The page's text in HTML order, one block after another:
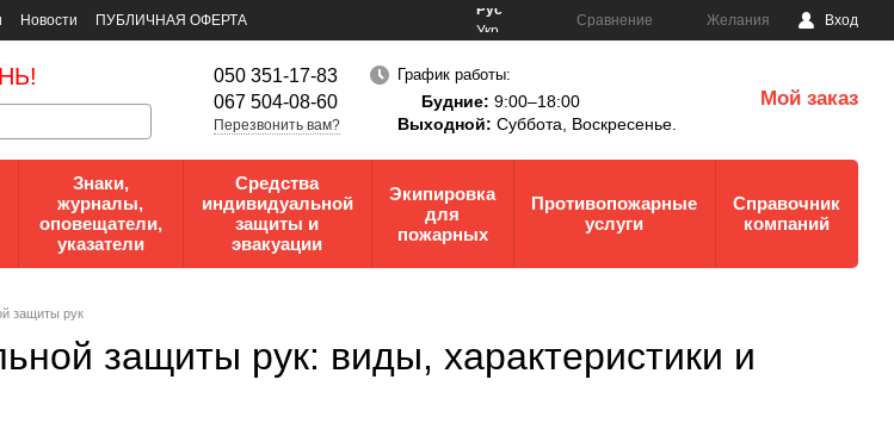
Новости
ПУБЛИЧНАЯ ОФЕРТА
Рус
Укр
Сравнение Желания Вход
050 351-17-83
067 504-08-60
Перезвонить вам?
График работы:
Будние: 9:00–18:00
Выходной: Суббота, Воскресенье.
Мой заказ
Знаки,
журналы,
оповещатели,
указатели
Средства
индивидуальной
защиты и
эвакуации
Экипировка
для
пожарных
Противопожарные
услуги
Справочник
компаний
защиты рук
защиты рук: виды, характеристики и